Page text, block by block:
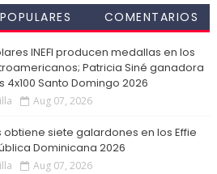
POPULARES COMENTARIOS
INEFI producen medallas en los
Patricia Siné ganadora
4x100 Santo Domingo 2026
Aug 07, 2026
obtiene siete galardones en los Effie
Dominicana 2026
Aug 07, 2026